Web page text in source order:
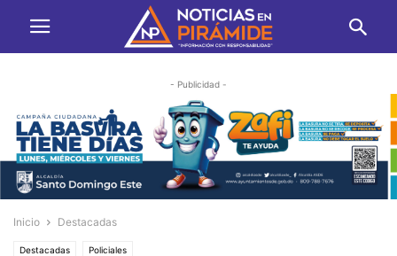
- Publicidad -
Inicio Destacadas
Destacadas Policiales